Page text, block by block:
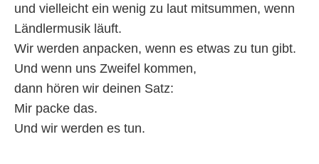
und vielleicht ein wenig zu laut mitsummen, wenn
Ländlermusik läuft.
Wir werden anpacken, wenn es etwas zu tun gibt.
Und wenn uns Zweifel kommen,
dann hören wir deinen Satz:
Mir packe das.
Und wir werden es tun.